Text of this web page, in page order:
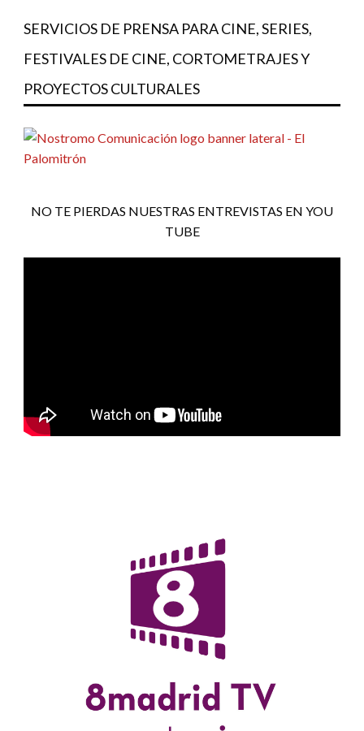
SERVICIOS DE PRENSA PARA CINE, SERIES,
FESTIVALES DE CINE, CORTOMETRAJES Y
PROYECTOS CULTURALES
NO TE PIERDAS NUESTRAS ENTREVISTAS EN YOU
TUBE